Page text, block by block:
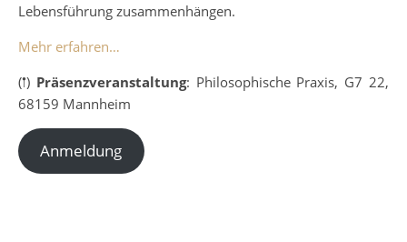
Lebensführung zusammenhängen.
Mehr erfahren…
(𖡡) Präsenzveranstaltung: Philosophische Praxis, G7 22,
68159 Mannheim
Anmeldung